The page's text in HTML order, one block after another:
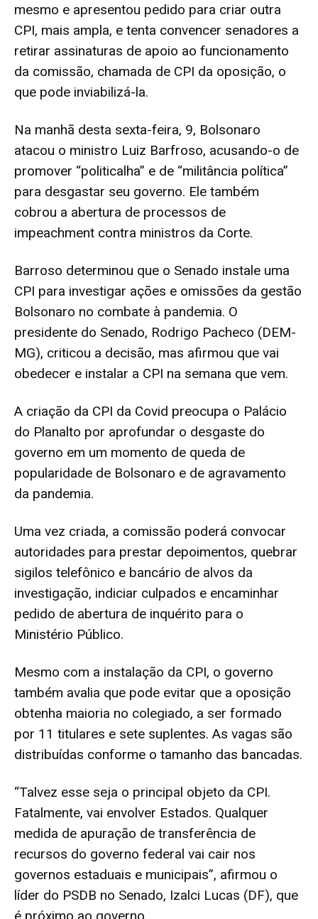
mesmo e apresentou pedido para criar outra
CPI, mais ampla, e tenta convencer senadores a
retirar assinaturas de apoio ao funcionamento
da comissão, chamada de CPI da oposição, o
que pode inviabilizá-la.
Na manhã desta sexta-feira, 9, Bolsonaro
atacou o ministro Luiz Barfroso, acusando-o de
promover “politicalha” e de “militância política”
para desgastar seu governo. Ele também
cobrou a abertura de processos de
impeachment contra ministros da Corte.
Barroso determinou que o Senado instale uma
CPI para investigar ações e omissões da gestão
Bolsonaro no combate à pandemia. O
presidente do Senado, Rodrigo Pacheco (DEM-
MG), criticou a decisão, mas afirmou que vai
obedecer e instalar a CPI na semana que vem.
A criação da CPI da Covid preocupa o Palácio
do Planalto por aprofundar o desgaste do
governo em um momento de queda de
popularidade de Bolsonaro e de agravamento
da pandemia.
Uma vez criada, a comissão poderá convocar
autoridades para prestar depoimentos, quebrar
sigilos telefônico e bancário de alvos da
investigação, indiciar culpados e encaminhar
pedido de abertura de inquérito para o
Ministério Público.
Mesmo com a instalação da CPI, o governo
também avalia que pode evitar que a oposição
obtenha maioria no colegiado, a ser formado
por 11 titulares e sete suplentes. As vagas são
distribuídas conforme o tamanho das bancadas.
“Talvez esse seja o principal objeto da CPI.
Fatalmente, vai envolver Estados. Qualquer
medida de apuração de transferência de
recursos do governo federal vai cair nos
governos estaduais e municipais”, afirmou o
líder do PSDB no Senado, Izalci Lucas (DF), que